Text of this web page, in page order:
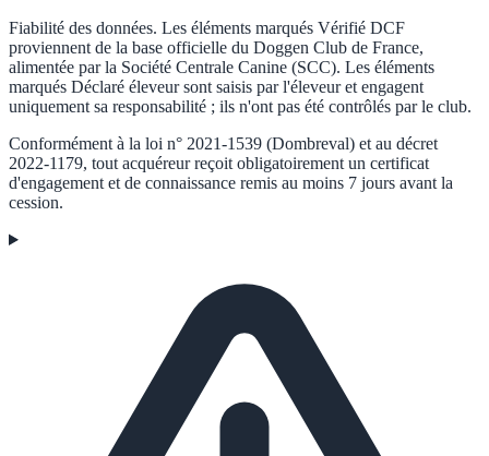
Fiabilité des données. Les éléments marqués Vérifié DCF
proviennent de la base officielle du Doggen Club de France,
alimentée par la Société Centrale Canine (SCC). Les éléments
marqués Déclaré éleveursont saisis par l'éleveur et engagent
uniquement sa responsabilité ; ils n'ont pas été contrôlés par le club.
Conformément à la loi n° 2021-1539 (Dombreval) et au décret
2022-1179, tout acquéreur reçoit obligatoirement un certificat
d'engagement et de connaissance remis au moins 7 jours avant la
cession.